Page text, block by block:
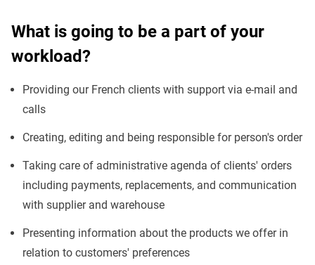
What is going to be a part of your
workload?
Providing our French clients with support via e-mail and
calls
Creating, editing and being responsible for person's order
Taking care of administrative agenda of clients' orders
including payments, replacements, and communication
with supplier and warehouse
Presenting information about the products we offer in
relation to customers' preferences